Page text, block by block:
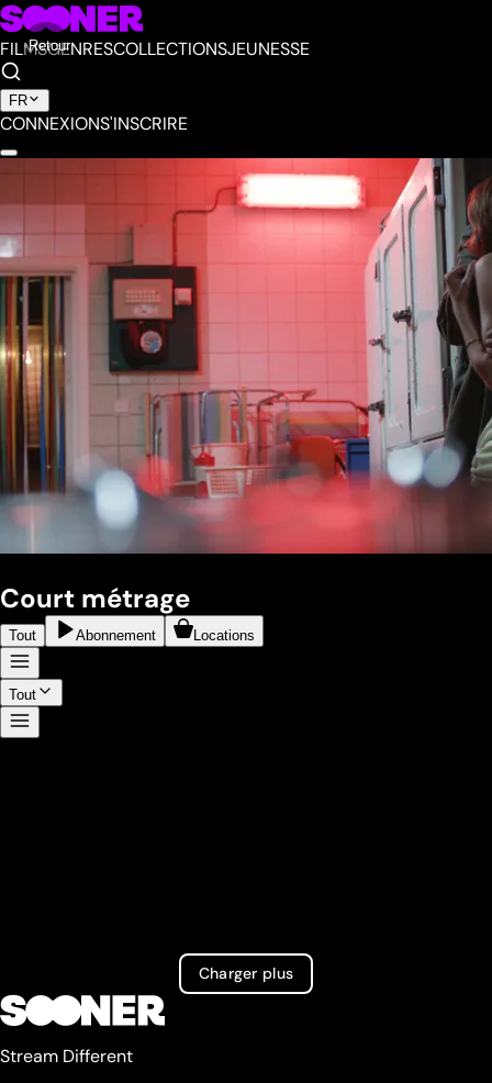
FILMSGENRESCOLLECTIONSJEUNESSE
FR
CONNEXIONS'INSCRIRE
Retour
Court métrage
Tout Abonnement Locations
Tout
Charger plus
Stream Different